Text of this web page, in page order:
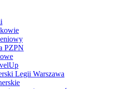
PZPN
Legii Warszawa